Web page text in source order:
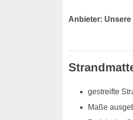
Anbieter:
gestreifte
Maße